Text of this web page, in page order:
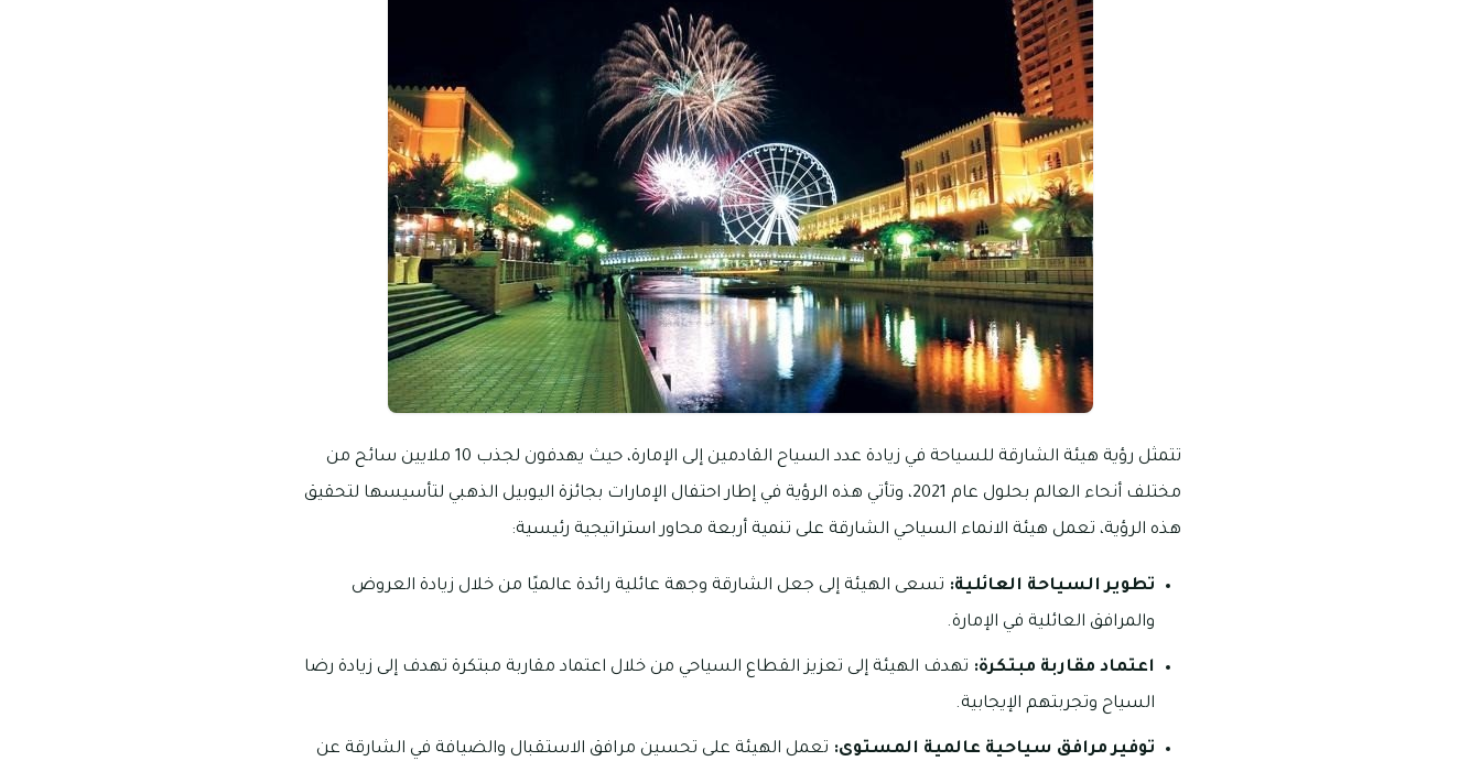
تتمثل رؤية هيئة الشارقة للسياحة في زيادة عدد السياح القادمين إلى الإمارة، حيث يهدفون لجذب 10 ملايين سائح من
مختلف أنحاء العالم بحلول عام 2021، وتأتي هذه الرؤية في إطار احتفال الإمارات بجائزة اليوبيل الذهبي لتأسيسها لتحقيق
هذه الرؤية، تعمل هيئة الانماء السياحي الشارقة على تنمية أربعة محاور استراتيجية رئيسية:
تطوير السياحة العائلية: تسعى الهيئة إلى جعل الشارقة وجهة عائلية رائدة عالميًا من خلال زيادة العروض
والمرافق العائلية في الإمارة.
اعتماد مقاربة مبتكرة: تهدف الهيئة إلى تعزيز القطاع السياحي من خلال اعتماد مقاربة مبتكرة تهدف إلى زيادة رضا
السياح وتجربتهم الإيجابية.
توفير مرافق سياحية عالمية المستوى: تعمل الهيئة على تحسين مرافق الاستقبال والضيافة في الشارقة عن